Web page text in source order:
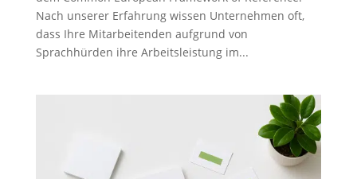
Nach unserer Erfahrung wissen Unternehmen oft,
dass Ihre Mitarbeitenden aufgrund von
Sprachhürden ihre Arbeitsleistung im...